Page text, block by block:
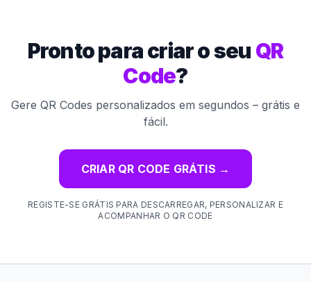
Pronto para criar o seu QR
Code?
Gere QR Codes personalizados em segundos – grátis e
fácil.
CRIAR QR CODE GRÁTIS →
REGISTE-SE GRÁTIS PARA DESCARREGAR, PERSONALIZAR E
ACOMPANHAR O QR CODE